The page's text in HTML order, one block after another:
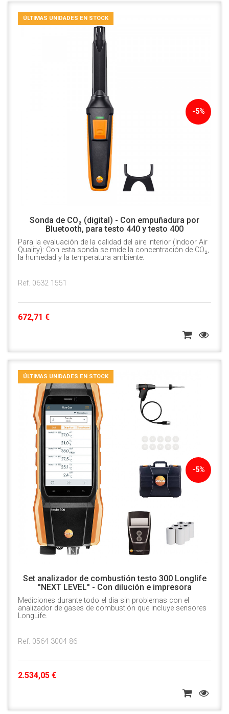
-5%
ÚLTIMAS UNIDADES EN STOCK
Sonda de CO₂ (digital) - Con empuñadura por
Bluetooth, para testo 440 y testo 400
Para la evaluación de la calidad del aire interior (Indoor Air
Quality): Con esta sonda se mide la concentración de CO₂,
la humedad y la temperatura ambiente.
Ref. 0632 1551
672,71 €
-5%
ÚLTIMAS UNIDADES EN STOCK
Set analizador de combustión testo 300 Longlife
"NEXT LEVEL" - Con dilución e impresora
Mediciones durante todo el dia sin problemas con el
analizador de gases de combustión que incluye sensores
LongLife.
Ref. 0564 3004 86
2.534,05 €